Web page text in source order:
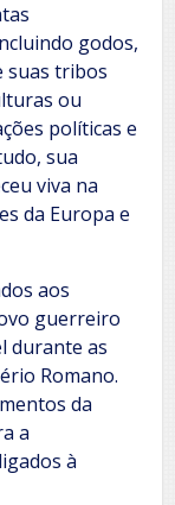
godos,
suas tribos
ou
políticas e
sua
viva na
da Europa e
aos
guerreiro
durante as
Romano.
da
a
à